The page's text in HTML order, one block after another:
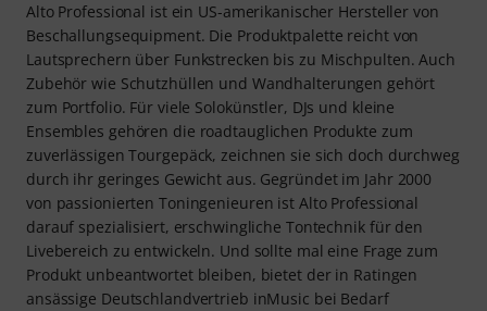
Alto Professional ist ein US-amerikanischer Hersteller von
Beschallungsequipment. Die Produktpalette reicht von
Lautsprechern über Funkstrecken bis zu Mischpulten. Auch
Zubehör wie Schutzhüllen und Wandhalterungen gehört
zum Portfolio. Für viele Solokünstler, DJs und kleine
Ensembles gehören die roadtauglichen Produkte zum
zuverlässigen Tourgepäck, zeichnen sie sich doch durchweg
durch ihr geringes Gewicht aus. Gegründet im Jahr 2000
von passionierten Toningenieuren ist Alto Professional
darauf spezialisiert, erschwingliche Tontechnik für den
Livebereich zu entwickeln. Und sollte mal eine Frage zum
Produkt unbeantwortet bleiben, bietet der in Ratingen
ansässige Deutschlandvertrieb inMusic bei Bedarf